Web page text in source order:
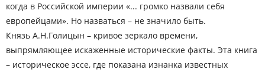
когда в Российской империи «... громко назвали себя
европейцами». Но назваться – не значило быть.
Князь А.Н.Голицын – кривое зеркало времени,
выпрямляющее искаженные исторические факты. Эта книга
– историческое эссе, где показана изнанка известных